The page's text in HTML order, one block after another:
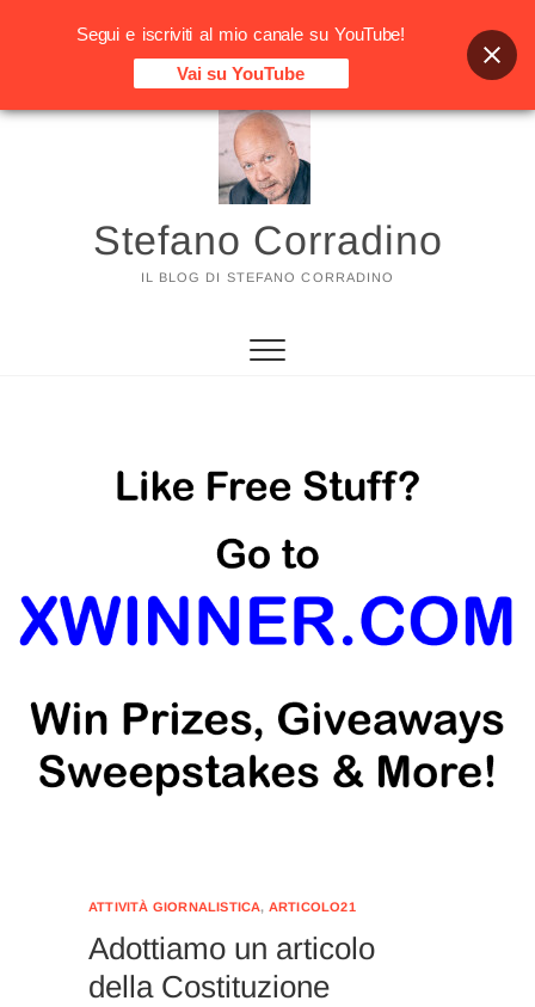
Vai
Stefano Corradino
IL BLOG DI STEFANO CORRADINO
ATTIVITÀ GIORNALISTICA, ARTICOLO21
Adottiamo un articolo
della Costituzione
Segui e iscriviti al mio canale su YouTube!
Vai su YouTube